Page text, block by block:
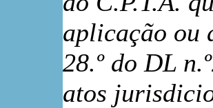
aplicação ou
28.º do DL
atos